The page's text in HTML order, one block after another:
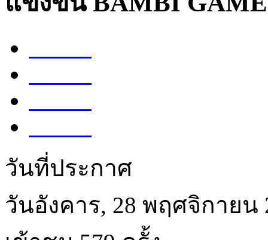
Share
Tweet
Share
Share
วันที่ประกาศ
วันอังคาร, 28 พฤศจิกายน